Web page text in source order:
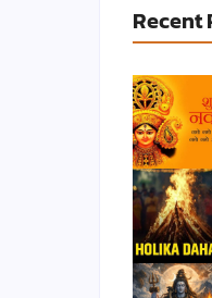
Recent